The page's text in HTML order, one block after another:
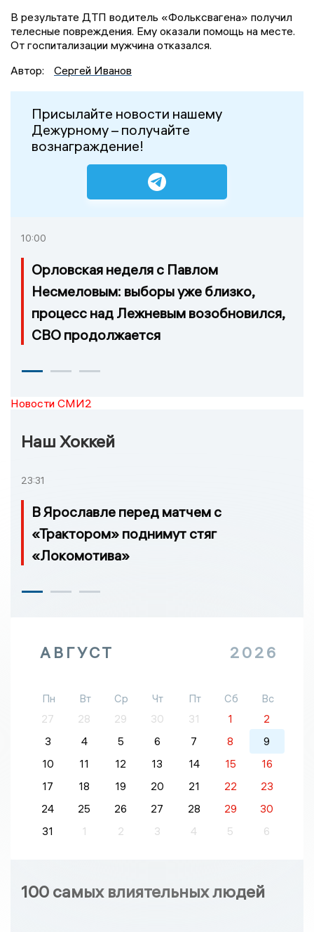
В результате ДТП водитель «Фольксвагена» получил
телесные повреждения. Ему оказали помощь на месте.
От госпитализации мужчина отказался.
Автор:
Сергей Иванов
Присылайте новости нашему
Дежурному – получайте
вознаграждение!
10:00
Орловская неделя с Павлом
Несмеловым: выборы уже близко,
процесс над Лежневым возобновился,
СВО продолжается
Новости СМИ2
Наш Хоккей
23:31
В Ярославле перед матчем с
«Трактором» поднимут стяг
«Локомотива»
АВГУСТ 2026
Пн Вт Ср Чт Пт Сб
Вс
27
28 29 30 31 1
2
3
4 5 6 7 8
9
10
11 12 13 14 15
16
17
18 19 20 21 22
23
24
25 26 27 28 29
30
31
1 2 3 4 5 6
100 самых влиятельных людей